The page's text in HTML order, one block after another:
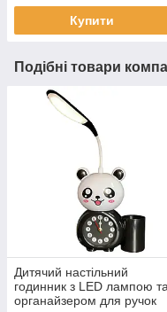
Купити
Подібні товари
Дитячий настільний
годинник з LED лампою та
органайзером для ручок